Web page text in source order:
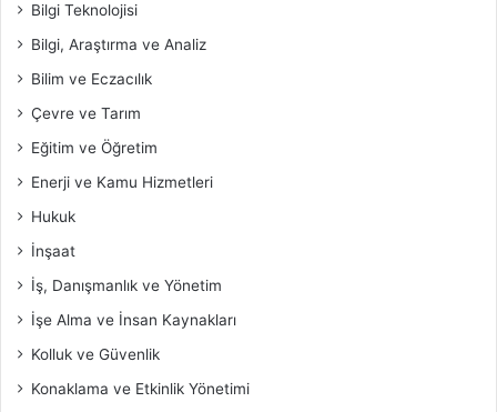
Bilgi Teknolojisi
Bilgi, Araştırma ve Analiz
Bilim ve Eczacılık
Çevre ve Tarım
Eğitim ve Öğretim
Enerji ve Kamu Hizmetleri
Hukuk
İnşaat
İş, Danışmanlık ve Yönetim
İşe Alma ve İnsan Kaynakları
Kolluk ve Güvenlik
Konaklama ve Etkinlik Yönetimi